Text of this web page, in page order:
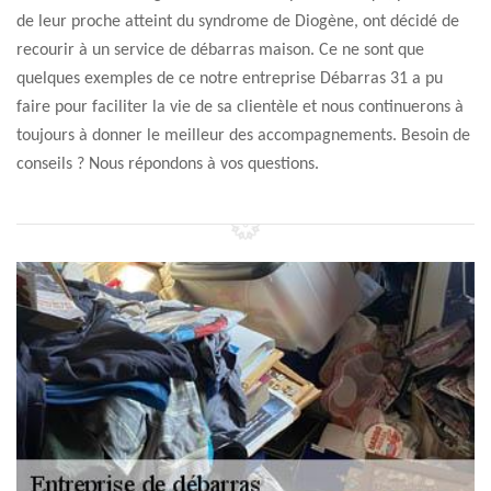
de leur proche atteint du syndrome de Diogène, ont décidé de
recourir à un service de débarras maison. Ce ne sont que
quelques exemples de ce notre entreprise Débarras 31 a pu
faire pour faciliter la vie de sa clientèle et nous continuerons à
toujours à donner le meilleur des accompagnements. Besoin de
conseils ? Nous répondons à vos questions.